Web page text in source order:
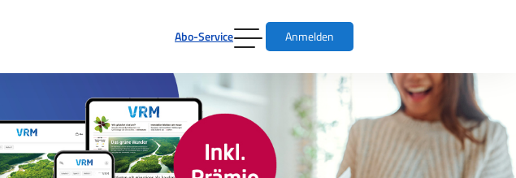
Inhalt
Footer
Abo-Service Anmelden